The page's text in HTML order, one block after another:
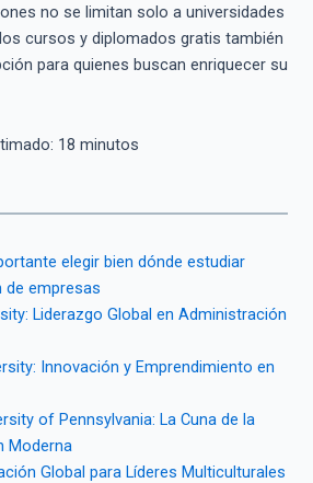
no se limitan solo a universidades
cursos y diplomados gratis también
para quienes buscan enriquecer su
18 minutos
elegir bien dónde estudiar
de empresas
Liderazgo Global en Administración
Innovación y Emprendimiento en
of Pennsylvania: La Cuna de la
Moderna
Global para Líderes Multiculturales